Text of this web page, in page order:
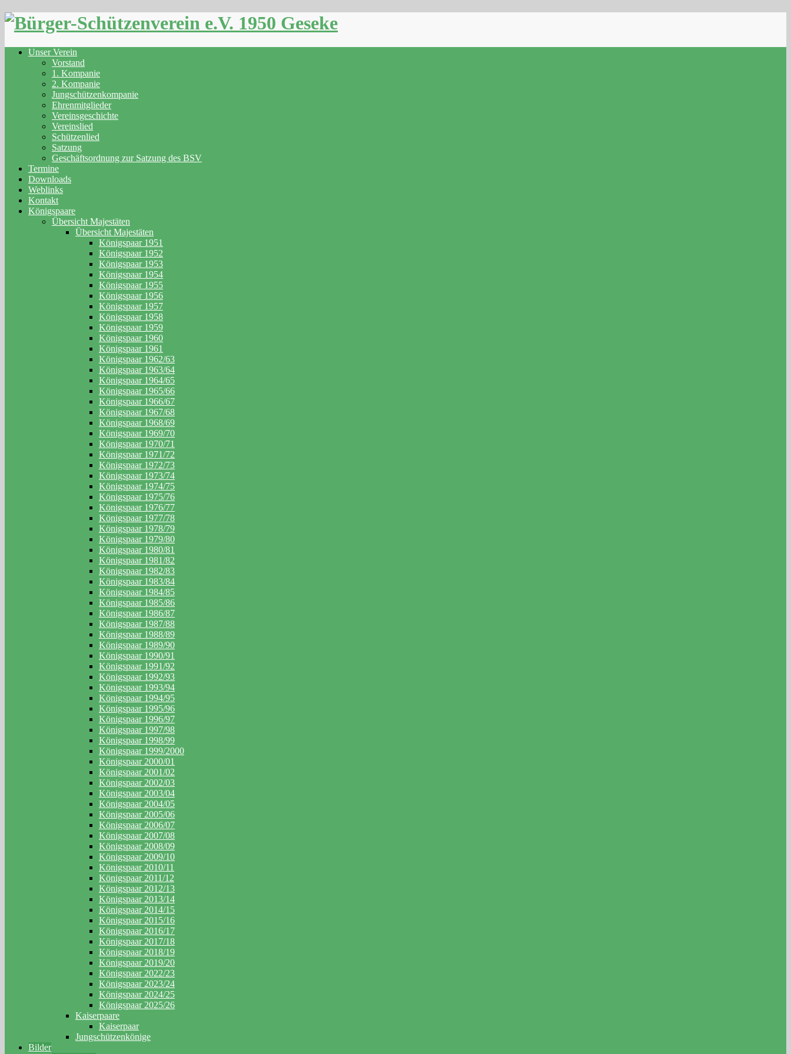
Skip
Unser Verein
Vorstand
1. Kompanie
2. Kompanie
Jungschützenkompanie
Ehrenmitglieder
Vereinsgeschichte
Vereinslied
Schützenlied
Satzung
Geschäftsordnung zur Satzung des BSV
Termine
Downloads
Weblinks
Kontakt
Königspaare
Übersicht Majestäten
Übersicht Majestäten
Königspaar 1951
Königspaar 1952
Königspaar 1953
Königspaar 1954
Königspaar 1955
Königspaar 1956
Königspaar 1957
Königspaar 1958
Königspaar 1959
Königspaar 1960
Königspaar 1961
Königspaar 1962/63
Königspaar 1963/64
Königspaar 1964/65
Königspaar 1965/66
Königspaar 1966/67
Königspaar 1967/68
Königspaar 1968/69
Königspaar 1969/70
Königspaar 1970/71
Königspaar 1971/72
Königspaar 1972/73
Königspaar 1973/74
Königspaar 1974/75
Königspaar 1975/76
Königspaar 1976/77
Königspaar 1977/78
Königspaar 1978/79
Königspaar 1979/80
Königspaar 1980/81
Königspaar 1981/82
Königspaar 1982/83
Königspaar 1983/84
Königspaar 1984/85
Königspaar 1985/86
Königspaar 1986/87
Königspaar 1987/88
Königspaar 1988/89
Königspaar 1989/90
Königspaar 1990/91
Königspaar 1991/92
Königspaar 1992/93
Königspaar 1993/94
Königspaar 1994/95
Königspaar 1995/96
Königspaar 1996/97
Königspaar 1997/98
Königspaar 1998/99
Königspaar 1999/2000
Königspaar 2000/01
Königspaar 2001/02
Königspaar 2002/03
Königspaar 2003/04
Königspaar 2004/05
Königspaar 2005/06
Königspaar 2006/07
Königspaar 2007/08
Königspaar 2008/09
Königspaar 2009/10
Königspaar 2010/11
Königspaar 2011/12
Königspaar 2012/13
Königspaar 2013/14
Königspaar 2014/15
Königspaar 2015/16
Königspaar 2016/17
Königspaar 2017/18
Königspaar 2018/19
Königspaar 2019/20
Königspaar 2022/23
Königspaar 2023/24
Königspaar 2024/25
Königspaar 2025/26
Kaiserpaare
Kaiserpaar
Jungschützenkönige
Bilder